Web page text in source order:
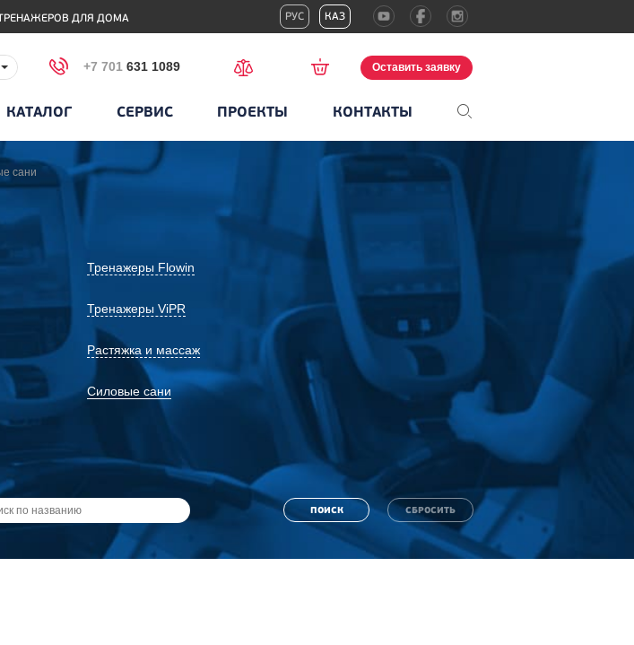
ДЛЯ ДОМА РУС КАЗ
+7 701 631 1089 Оставить заявку
КАТАЛОГ СЕРВИС ПРОЕКТЫ КОНТАКТЫ
сани
Тренажеры Flowin
Тренажеры ViPR
Растяжка и массаж
Силовые сани